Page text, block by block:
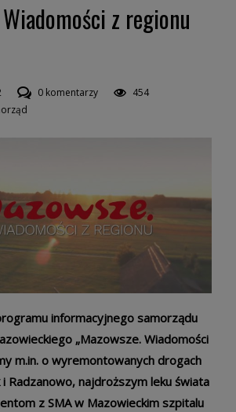
z regionu
0 komentarzy
454
informacyjnego samorządu
„Mazowsze. Wiadomości
m.in. o wyremontowanych drogach
Radzanowo, najdroższym leku świata
z SMA w Mazowieckim szpitalu